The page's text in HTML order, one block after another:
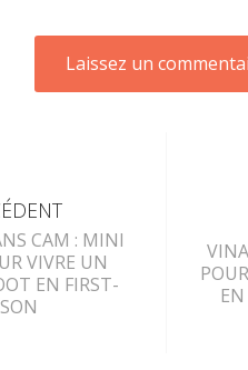
CAM : MINI
VIVRE UN
EN FIRST-